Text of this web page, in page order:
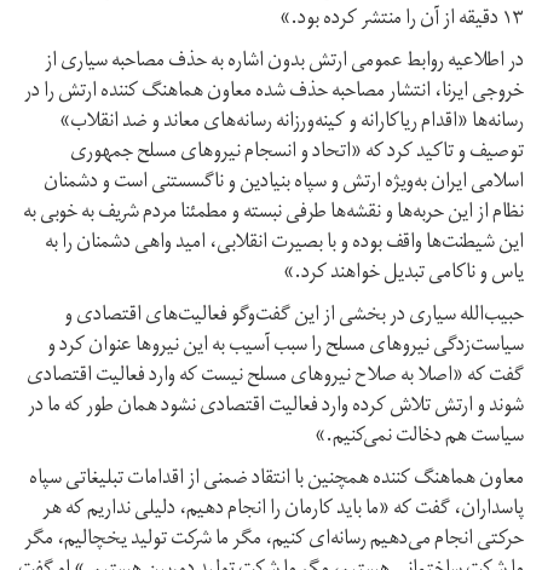
۱۳ دقیقه از آن را منتشر کرده بود.»
در اطلاعیه روابط عمومی ارتش بدون اشاره به حذف مصاحبه سیاری از
خروجی ایرنا، انتشار مصاحبه حذف شده معاون هماهنگ کننده ارتش را در
رسانه‌ها «اقدام ریاکارانه و کینه‌ورزانه رسانه‌‌های معاند و ضد انقلاب»
توصیف و تاکید کرد که «اتحاد و انسجام نیروهای مسلح جمهوری
اسلامی ایران به‌ویژه ارتش و سپاه بنیادین و ناگسستنی است و دشمنان
نظام از این حربه‌ها و نقشه‌ها طرفی نبسته و مطمئنا مردم شریف به خوبی به
این شیطنت‌ها واقف بوده و با بصیرت انقلابی، امید واهی دشمنان را به
یاس و ناکامی تبدیل خواهند کرد.»
حبیب‌الله سیاری در بخشی از این گفت‌وگو فعالیت‌های اقتصادی و
سیاست‌زدگی نیروهای مسلح را سبب آسیب به این نیروها عنوان کرد و
گفت که «اصلا به صلاح نیروهای مسلح نیست که وارد فعالیت اقتصادی
شوند و ارتش تلاش کرده وارد فعالیت اقتصادی نشود همان طور که ما در
سیاست هم دخالت نمی‌کنیم.»
معاون هماهنگ کننده همچنین با انتقاد ضمنی از اقدامات تبلیغاتی سپاه
پاسداران، گفت که «ما باید کارمان را انجام دهیم، دلیلی نداریم که هر
حرکتی انجام می‌دهیم رسانه‌ای کنیم، مگر ما شرکت تولید یخچالیم، مگر